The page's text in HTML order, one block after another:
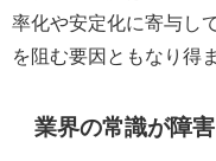
率化や安定化に寄与し
を阻む要因ともなり得
業界の常識が障